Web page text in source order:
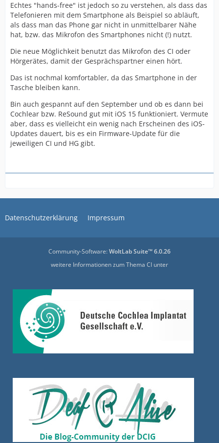
Echtes "hands-free" ist jedoch so zu verstehen, als dass das
Telefonieren mit dem Smartphone als Beispiel so abläuft,
als dass man das Phone gar nicht in unmittelbarer Nähe
hat, bzw. das Mikrofon des Smartphones nicht (!) nutzt.
Die neue Möglichkeit benutzt das Mikrofon des CI oder
Hörgerätes, damit der Gesprächspartner einen hört.
Das ist nochmal komfortabler, da das Smartphone in der
Tasche bleiben kann.
Bin auch gespannt auf den September und ob es dann bei
Cochlear bzw. ReSound gut mit iOS 15 funktioniert. Vermute
aber, dass es vielleicht ein wenig nach Erscheinen des iOS-
Updates dauert, bis es ein Firmware-Update für die
jeweiligen CI und HG gibt.
Datenschutzerklärung Impressum
Community-Software:WoltLab Suite™ 6.0.26
weitere Informationen zum Thema CI unter